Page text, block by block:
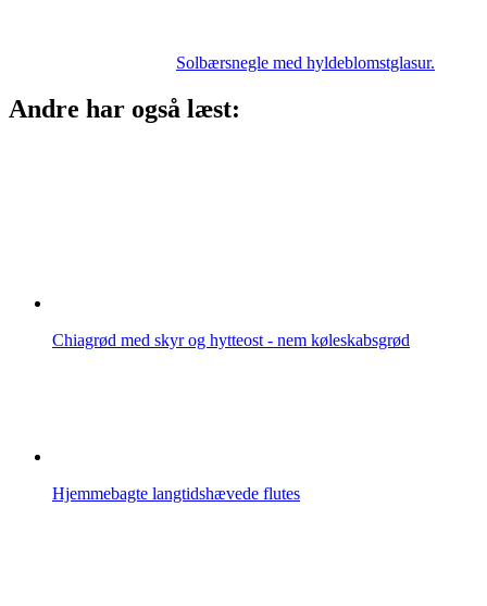
Solbærsnegle med hyldeblomstglasur.
Andre har også læst:
Chiagrød med skyr og hytteost - nem køleskabsgrød
Hjemmebagte langtidshævede flutes